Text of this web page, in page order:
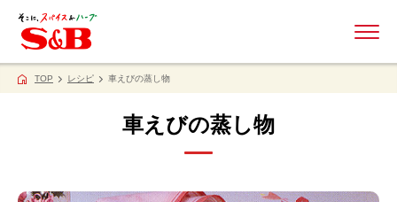
TOP レシピ 車えびの蒸し物
車えびの蒸し物